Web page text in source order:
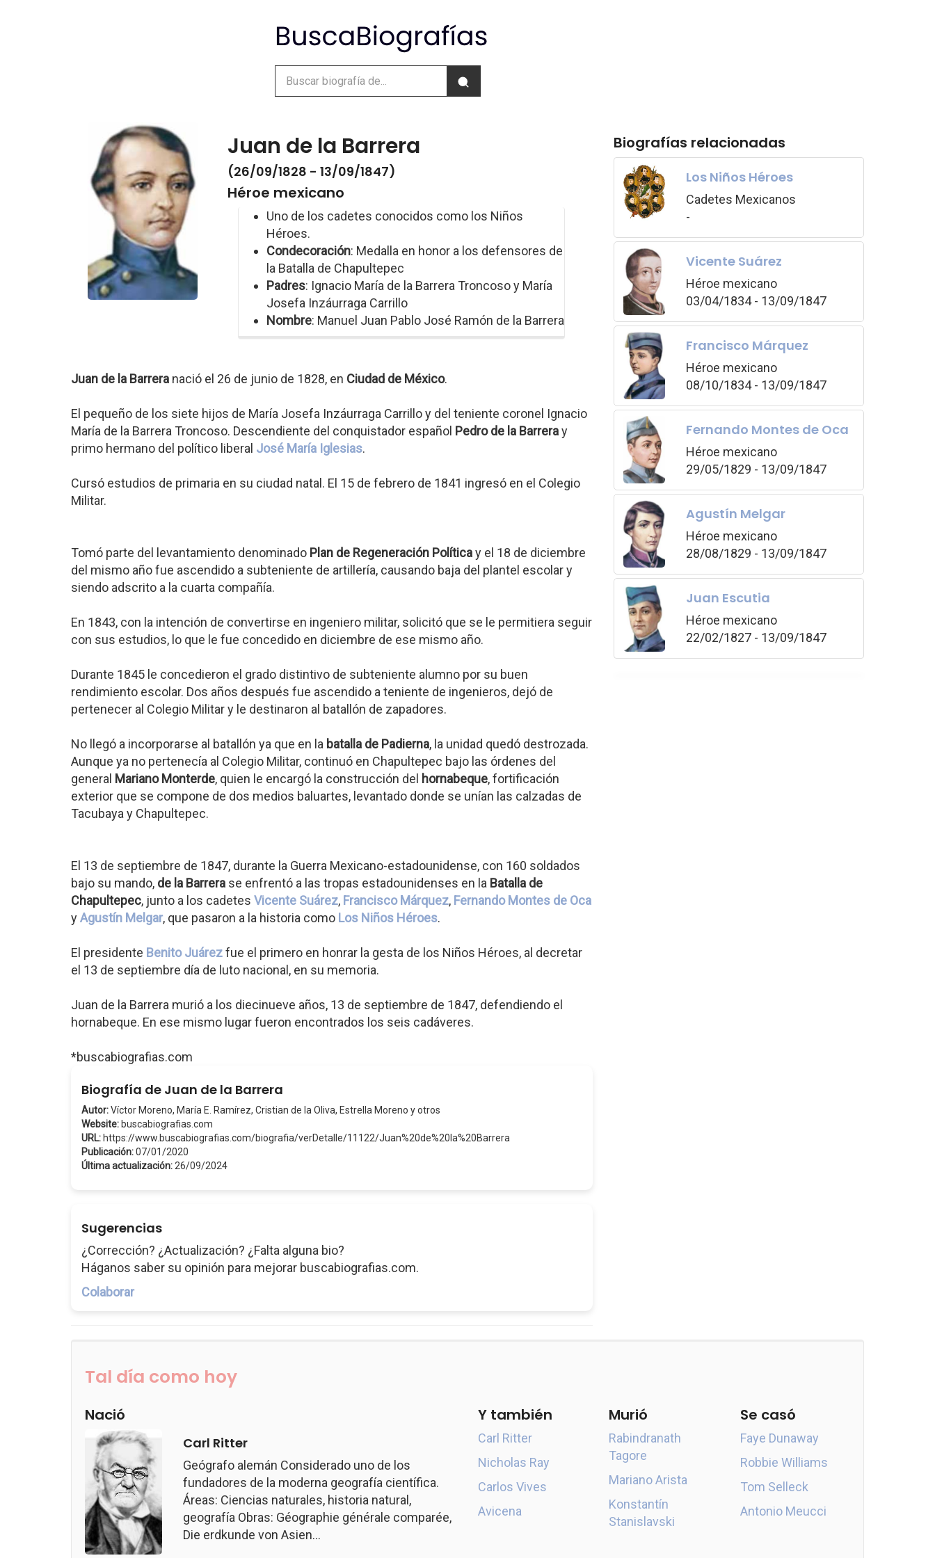
Juan de la Barrera
(26/09/1828 - 13/09/1847)
Héroe mexicano
Uno de los cadetes conocidos como los Niños
Héroes.
Condecoración: Medalla en honor a los defensores de
la Batalla de Chapultepec
Padres: Ignacio María de la Barrera Troncoso y María
Josefa Inzáurraga Carrillo
Nombre: Manuel Juan Pablo José Ramón de la Barrera
Juan de la Barrera nació el 26 de junio de 1828, en Ciudad de México.
El pequeño de los siete hijos de María Josefa Inzáurraga Carrillo y del teniente coronel Ignacio
María de la Barrera Troncoso. Descendiente del conquistador español Pedro de la Barreray
primo hermano del político liberal José María Iglesias.
Cursó estudios de primaria en su ciudad natal. El 15 de febrero de 1841 ingresó en el Colegio
Militar.
Tomó parte del levantamiento denominado Plan de Regeneración Políticay el 18 de diciembre
del mismo año fue ascendido a subteniente de artillería, causando baja del plantel escolar y
siendo adscrito a la cuarta compañía.
En 1843, con la intención de convertirse en ingeniero militar, solicitó que se le permitiera seguir
con sus estudios, lo que le fue concedido en diciembre de ese mismo año.
Durante 1845 le concedieron el grado distintivo de subteniente alumno por su buen
rendimiento escolar. Dos años después fue ascendido a teniente de ingenieros, dejó de
pertenecer al Colegio Militar y le destinaron al batallón de zapadores.
No llegó a incorporarse al batallón ya que en la batalla de Padierna, la unidad quedó destrozada.
Aunque ya no pertenecía al Colegio Militar, continuó en Chapultepec bajo las órdenes del
general Mariano Monterde, quien le encargó la construcción del hornabeque, fortificación
exterior que se compone de dos medios baluartes, levantado donde se unían las calzadas de
Tacubaya y Chapultepec.
El 13 de septiembre de 1847, durante la Guerra Mexicano-estadounidense, con 160 soldados
bajo su mando, de la Barrera se enfrentó a las tropas estadounidenses en la Batalla de
Chapultepec, junto a los cadetes Vicente Suárez, Francisco Márquez, Fernando Montes de Oca
yAgustín Melgar, que pasaron a la historia como Los Niños Héroes.
El presidente Benito Juárezfue el primero en honrar la gesta de los Niños Héroes, al decretar
el 13 de septiembre día de luto nacional, en su memoria.
Juan de la Barrera murió a los diecinueve años, 13 de septiembre de 1847, defendiendo el
hornabeque. En ese mismo lugar fueron encontrados los seis cadáveres.
*buscabiografias.com
Biografía de Juan de la Barrera
Autor:Víctor Moreno, María E. Ramírez, Cristian de la Oliva, Estrella Moreno y otros
Website: buscabiografias.com
URL: https://www.buscabiografias.com/biografia/verDetalle/11122/Juan%20de%20la%20Barrera
Publicación:07/01/2020
Última actualización: 26/09/2024
Sugerencias
¿Corrección? ¿Actualización? ¿Falta alguna bio?
Háganos saber su opinión para mejorar buscabiografias.com.
Colaborar
Biografías relacionadas
Los Niños Héroes
Cadetes Mexicanos
-
Vicente Suárez
Héroe mexicano
03/04/1834 - 13/09/1847
Francisco Márquez
Héroe mexicano
08/10/1834 - 13/09/1847
Fernando Montes de Oca
Héroe mexicano
29/05/1829 - 13/09/1847
Agustín Melgar
Héroe mexicano
28/08/1829 - 13/09/1847
Juan Escutia
Héroe mexicano
22/02/1827 - 13/09/1847
Tal día como hoy
Nació
Carl Ritter
Geógrafo alemán Considerado uno de los
fundadores de la moderna geografía científica.
Áreas: Ciencias naturales, historia natural,
geografía Obras: Géographie générale comparée,
Die erdkunde von Asien...
Y también
Carl Ritter
Nicholas Ray
Carlos Vives
Avicena
Murió
Rabindranath
Tagore
Mariano Arista
Konstantín
Stanislavski
Se casó
Faye Dunaway
Robbie Williams
Tom Selleck
Antonio Meucci